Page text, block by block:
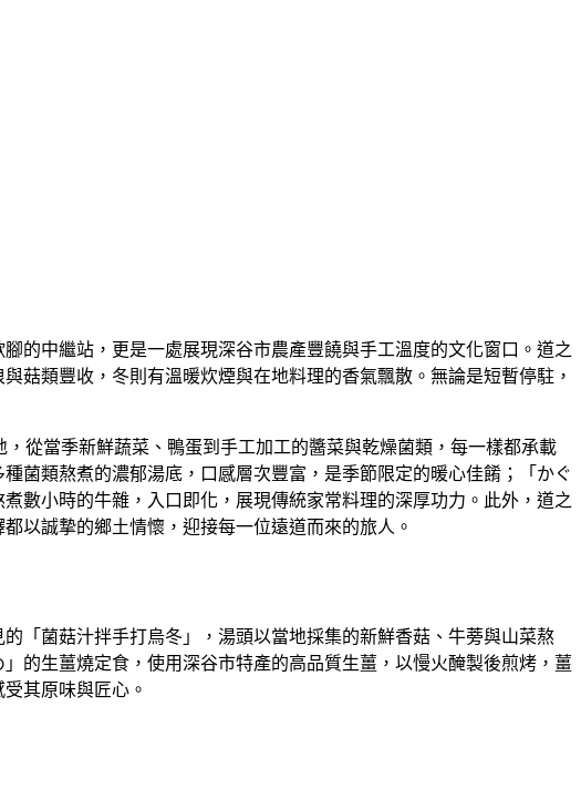
的中繼站，更是一處展現深谷市農產豐饒與手工溫度的文化窗口。道之
類豐收，冬則有溫暖炊煙與在地料理的香氣飄散。無論是短暫停駐，
從當季新鮮蔬菜、鴨蛋到手工加工的醬菜與乾燥菌類，每一樣都承載
菌類熬煮的濃郁湯底，口感層次豐富，是季節限定的暖心佳餚；「かぐ
數小時的牛雜，入口即化，展現傳統家常料理的深厚功力。此外，道之
以誠摯的鄉土情懷，迎接每一位遠道而來的旅人。
「菌菇汁拌手打烏冬」，湯頭以當地採集的新鮮香菇、牛蒡與山菜熬
的生薑燒定食，使用深谷市特產的高品質生薑，以慢火醃製後煎烤，薑
其原味與匠心。